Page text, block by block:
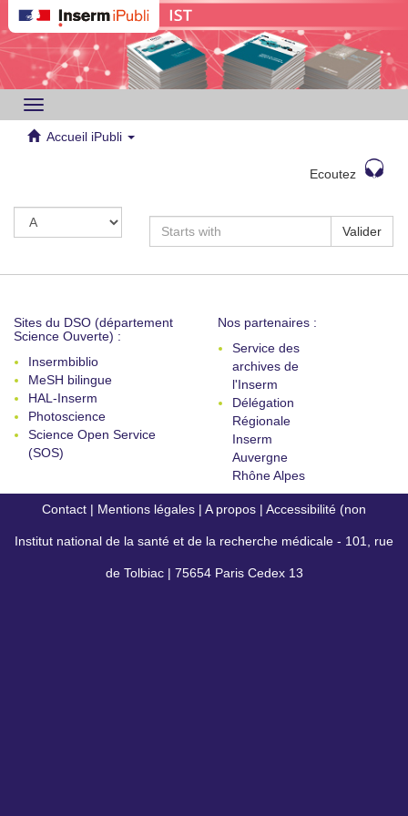
Toggle
navigation
Accueil iPubli
Ecoutez
Valider
Sites du DSO (département
Science Ouverte) :
Insermbiblio
MeSH bilingue
HAL-Inserm
Photoscience
Science Open Service
(SOS)
Nos partenaires :
Service des
archives de
l'Inserm
Délégation
Régionale
Inserm
Auvergne
Rhône Alpes
Contact | Mentions légales | A propos | Accessibilité (non
conforme)
Institut national de la santé et de la recherche médicale - 101, rue
de Tolbiac | 75654 Paris Cedex 13